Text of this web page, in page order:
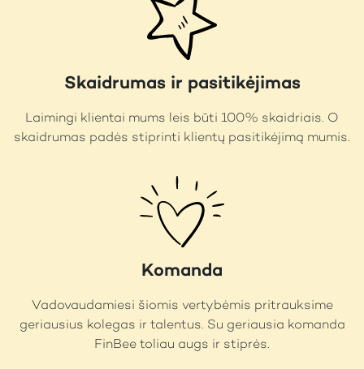
Skaidrumas ir pasitikėjimas
Laimingi klientai mums leis būti 100% skaidriais. O
skaidrumas padės stiprinti klientų pasitikėjimą mumis.
Komanda
Vadovaudamiesi šiomis vertybėmis pritrauksime
geriausius kolegas ir talentus. Su geriausia komanda
FinBee toliau augs ir stiprės.